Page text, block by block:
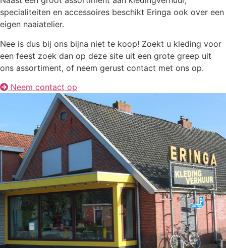
specialiteiten en accessoires beschikt Eringa ook over een
eigen naaiatelier.
Nee is dus bij ons bijna niet te koop! Zoekt u kleding voor
een feest zoek dan op deze site uit een grote greep uit
ons assortiment, of neem gerust contact met ons op.
Neem contact op